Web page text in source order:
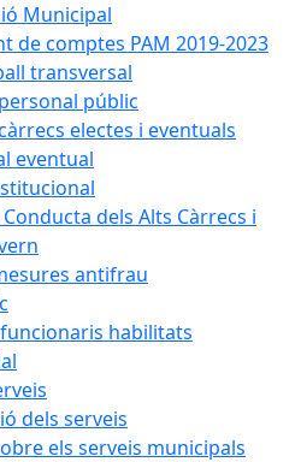
Municipal
de comptes PAM 2019-2023
transversal
públic
electes i eventuals
eventual
dels Alts Càrrecs i
antifrau
habilitats
dels serveis
els serveis municipals